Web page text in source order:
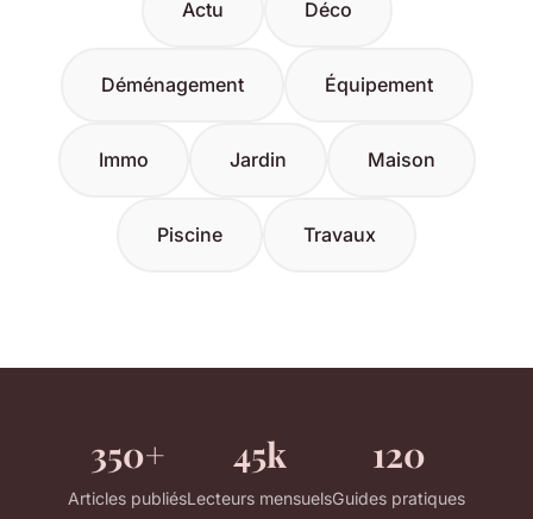
Actu Déco
Déménagement Équipement
Immo Jardin Maison
Piscine Travaux
350+
Articles publiés
45k
Lecteurs mensuels
120
Guides pratiques